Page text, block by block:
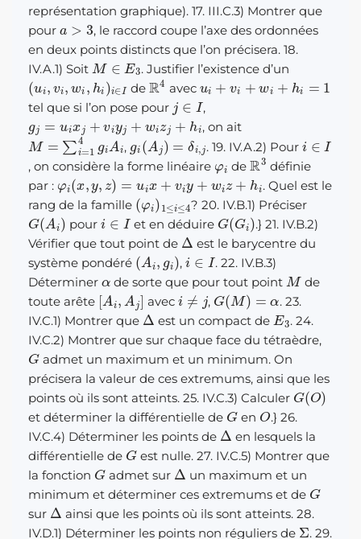
représentation graphique). 17. III.C.3) Montrer que
pour
a>3
, le raccord coupe l’axe des ordonnées
en deux points distincts que l’on précisera. 18.
IV.A.1) Soit
M∈ E3
. Justifier l’existence d’un
(ui vi wi,hi)i∈I
de
R4
avec
ui+vi+wi+hi=1
tel que si l’on pose pour
j∈I
,
gj=uix j+ v iyj +wiz j+hi
, on ait
M= i=14 g i
,
g ( A )= δ ,j
. 19. IV.A.2) Pour
i∈
, on considère la forme linéaire de
R 3
définie
par :
( = hi
. Quel est le
rang de la famille
( φ ) ≤ ≤4
? 20. IV.B.1) Préciser
G( A )
pour
i∈
et en déduire
G(Gi )
.} 21. IV.B.2)
Vérifier que tout point de
Δ
est le barycentre du
système pondéré
( A )
,
i
. 22. IV.B.3)
Déterminer
de sorte que pour tout point
M
de
toute arête
[ A Aj ]
avec
i≠ j
,
G(M)=
. 23.
IV.C.1) Montrer que
Δ
est un compact de
E3
. 24.
IV.C.2) Montrer que sur chaque face du tétraèdre,
G
admet un maximum et un minimum. On
précisera la valeur de ces extremums, ainsi que les
points où ils sont atteints. 25. IV.C.3) Calculer
G( O)
et déterminer la différentielle de
G
en
O
.} 26.
IV.C.4) Déterminer les points de
Δ
en lesquels la
différentielle de
G
est nulle. 27. IV.C.5) Montrer que
la fonction
G
admet sur
Δ
un maximum et un
minimum et déterminer ces extremums et de
G
sur
Δ
ainsi que les points où ils sont atteints. 28.
IV.D.1) Déterminer les points non réguliers de
Σ
. 29.